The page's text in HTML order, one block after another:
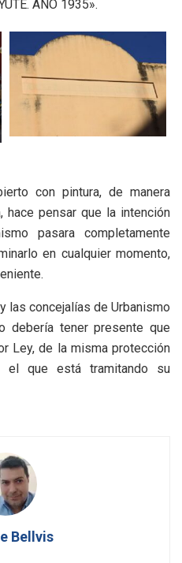
AÑO 1935».
con pintura, de manera
hace pensar que la intención
pasara completamente
en cualquier momento,
las concejalías de Urbanismo
debería tener presente que
Ley, de la misma protección
el que está tramitando su
Bellvis